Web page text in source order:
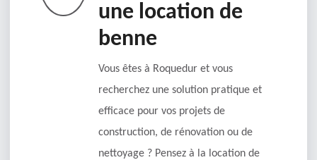
une location de
benne
Vous êtes à Roquedur et vous
recherchez une solution pratique et
efficace pour vos projets de
construction, de rénovation ou de
nettoyage ? Pensez à la location de